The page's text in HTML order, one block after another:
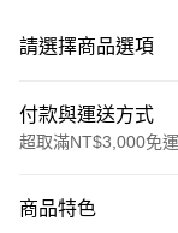
請選擇商品選項
付款與運送方式
超取滿NT$3,000免運
信用卡一次付款
商品特色